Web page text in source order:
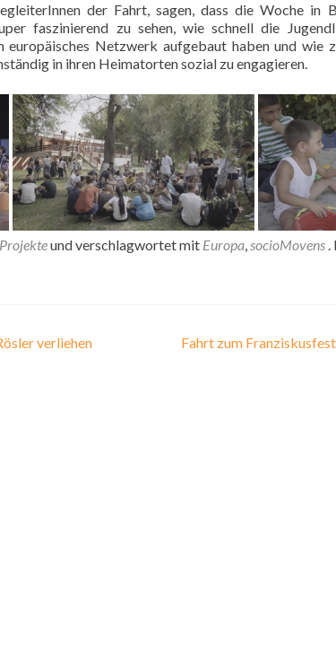
der Fahrt, sagen, dass die Woche in
faszinierend zu sehen, wie schnell die
europäisches Netzwerk aufgebaut haben und wie
in ihren Heimatorten sozial zu engagieren.
Projekteund verschlagwortet mit Europa,socioMovens .
verliehen Fahrt zum